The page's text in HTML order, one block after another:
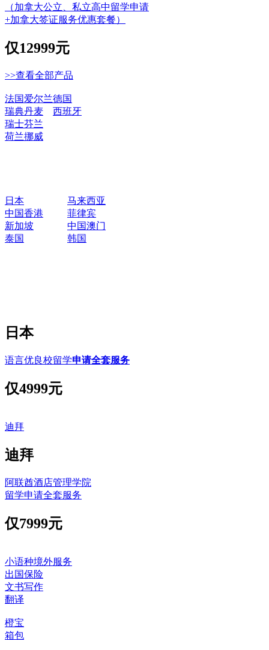
（加拿大公立、私立高中留学申请
+加拿大签证服务优惠套餐）
仅12999元
>>查看全部产品
法国爱尔兰德国
瑞典丹麦
西班牙
瑞士芬兰
荷兰挪威
日本
马来西亚
中国香港
菲律宾
新加坡
中国澳门
泰国
韩国
日本
语言优良校留学申请全套服务
仅4999元
迪拜
迪拜
阿联酋酒店管理学院
留学申请全套服务
仅7999元
小语种境外服务
出国保险
文书写作
翻译
橙宝
箱包